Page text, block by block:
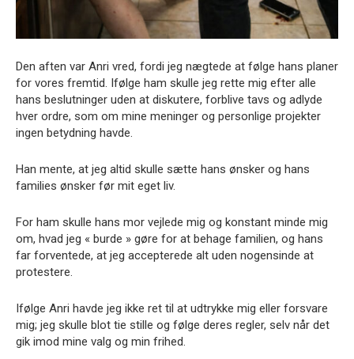
Den aften var Anri vred, fordi jeg nægtede at følge hans planer
for vores fremtid. Ifølge ham skulle jeg rette mig efter alle
hans beslutninger uden at diskutere, forblive tavs og adlyde
hver ordre, som om mine meninger og personlige projekter
ingen betydning havde.
Han mente, at jeg altid skulle sætte hans ønsker og hans
families ønsker før mit eget liv.
For ham skulle hans mor vejlede mig og konstant minde mig
om, hvad jeg « burde » gøre for at behage familien, og hans
far forventede, at jeg accepterede alt uden nogensinde at
protestere.
Ifølge Anri havde jeg ikke ret til at udtrykke mig eller forsvare
mig; jeg skulle blot tie stille og følge deres regler, selv når det
gik imod mine valg og min frihed.